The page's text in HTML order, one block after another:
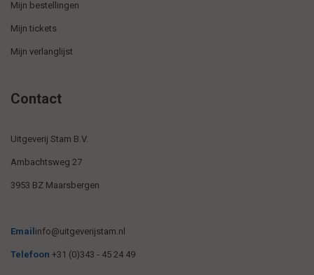
Mijn bestellingen
Mijn tickets
Mijn verlanglijst
Contact
Uitgeverij Stam B.V.
Ambachtsweg 27
3953 BZ Maarsbergen
Email info@uitgeverijstam.nl
Telefoon +31 (0)343 - 45 24 49